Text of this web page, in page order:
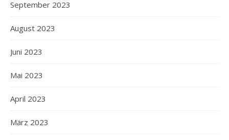
September 2023
August 2023
Juni 2023
Mai 2023
April 2023
März 2023